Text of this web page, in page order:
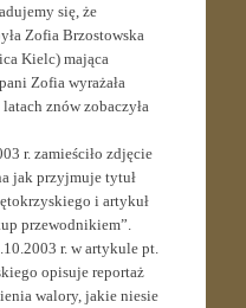
się, że
Zofia Brzostowska
Kielc) mająca
Zofia wyrażała
znów zobaczyła
r. zamieściło zdjęcie
jak przyjmuje tytuł
i artykuł
przewodnikiem”.
r. w artykule pt.
opisuje reportaż
walory, jakie niesie